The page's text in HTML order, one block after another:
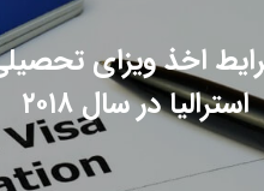
اخذ ویزای
استرالیا در سال ۲۰۱۸